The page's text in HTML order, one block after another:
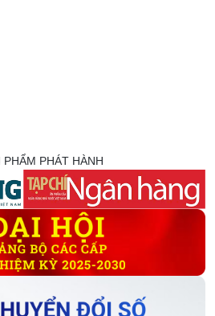
PHẨM PHÁT HÀNH